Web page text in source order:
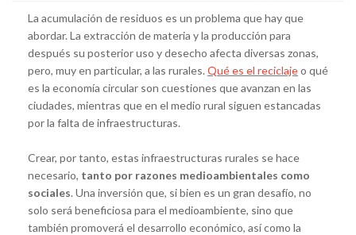
La acumulación de residuos es un problema que hay que
abordar. La extracción de materia y la producción para
después su posterior uso y desecho afecta diversas zonas,
pero, muy en particular, a las rurales. Qué es el reciclajeo qué
es la economía circular son cuestiones que avanzan en las
ciudades, mientras que en el medio rural siguen estancadas
por la falta de infraestructuras.
Crear, por tanto, estas infraestructuras rurales se hace
necesario, tanto por razones medioambientales como
sociales. Una inversión que, si bien es un gran desafío, no
solo será beneficiosa para el medioambiente, sino que
también promoverá el desarrollo económico, así como la